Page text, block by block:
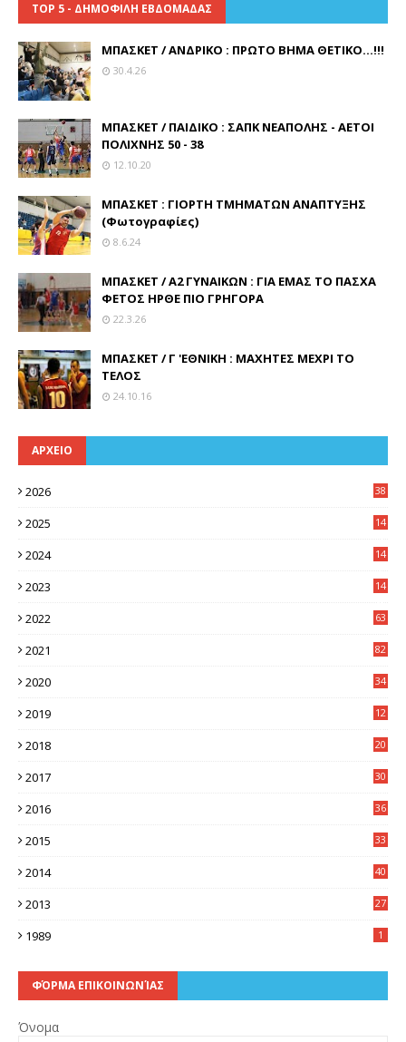
TOP 5 - ΔΗΜΟΦΙΛΗ ΕΒΔΟΜΑΔΑΣ
ΜΠΑΣΚΕΤ / ΑΝΔΡΙΚΟ : ΠΡΩΤΟ ΒΗΜΑ ΘΕΤΙΚΟ...!!!
30.4.26
ΜΠΑΣΚΕΤ / ΠΑΙΔΙΚΟ : ΣΑΠΚ ΝΕΑΠΟΛΗΣ - ΑΕΤΟΙ
ΠΟΛΙΧΝΗΣ 50 - 38
12.10.20
ΜΠΑΣΚΕΤ : ΓΙΟΡΤΗ ΤΜΗΜΑΤΩΝ ΑΝΑΠΤΥΞΗΣ
(Φωτογραφίες)
8.6.24
ΜΠΑΣΚΕΤ / Α2 ΓΥΝΑΙΚΩΝ : ΓΙΑ ΕΜΑΣ ΤΟ ΠΑΣΧΑ
ΦΕΤΟΣ ΗΡΘΕ ΠΙΟ ΓΡΗΓΟΡΑ
22.3.26
ΜΠΑΣΚΕΤ / Γ 'ΕΘΝΙΚΗ : ΜΑΧΗΤΕΣ ΜΕΧΡΙ ΤΟ
ΤΕΛΟΣ
24.10.16
ΑΡΧΕΙΟ
2026 38
2025
14
2024
14
2023
14
2022 63
2021 82
2020 34
2019
12
2018
20
2017
30
2016
36
2015
33
2014
40
2013
27
1989 1
ΦΌΡΜΑ ΕΠΙΚΟΙΝΩΝΊΑΣ
Όνομα